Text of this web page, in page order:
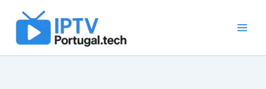
content